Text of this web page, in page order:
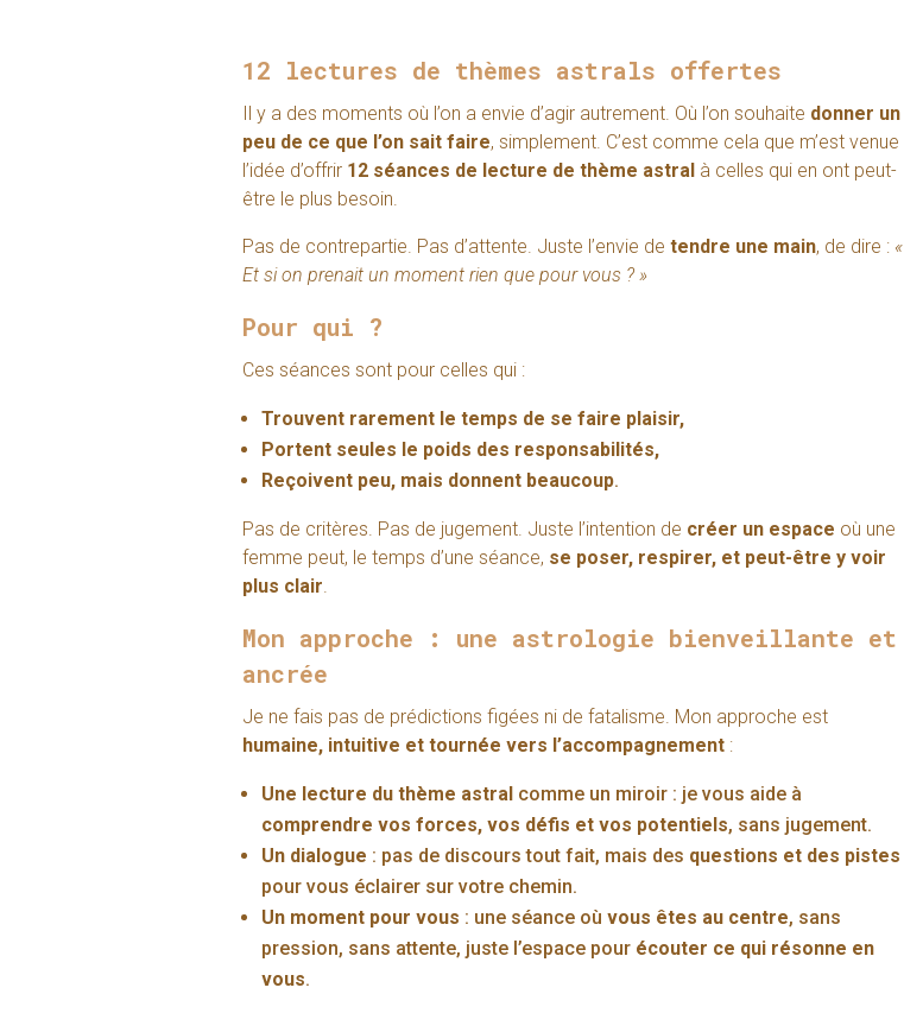
12 lectures de thèmes astrals offertes
Il y a des moments où l’on a envie d’agir autrement. Où l’on souhaite donner un
peu de ce que l’on sait faire, simplement. C’est comme cela que m’est venue
l’idée d’offrir 12 séances de lecture de thème astral à celles qui en ont peut-
être le plus besoin.
Pas de contrepartie. Pas d’attente. Juste l’envie detendre une main, de dire : «
Et si on prenait un moment rien que pour vous ? »
Pour qui ?
Ces séances sont pour celles qui :
Trouvent rarement le temps de se faire plaisir,
Portent seules le poids des responsabilités,
Reçoivent peu, mais donnent beaucoup.
Pas de critères. Pas de jugement. Juste l’intention de créer un espace où une
femme peut, le temps d’une séance, se poser, respirer, et peut-être y voir
plus clair.
Mon approche : une astrologie bienveillante et
ancrée
Je ne fais pas de prédictions figées ni de fatalisme. Mon approche est
humaine, intuitive et tournée vers l’accompagnement :
Une lecture du thème astral comme un miroir : je vous aide à
comprendre vos forces, vos défis et vos potentiels, sans jugement.
Un dialogue : pas de discours tout fait, mais des questions et des pistes
pour vous éclairer sur votre chemin.
Un moment pour vous : une séance oùvous êtes au centre, sans
pression, sans attente, juste l’espace pour écouter ce qui résonne en
vous.